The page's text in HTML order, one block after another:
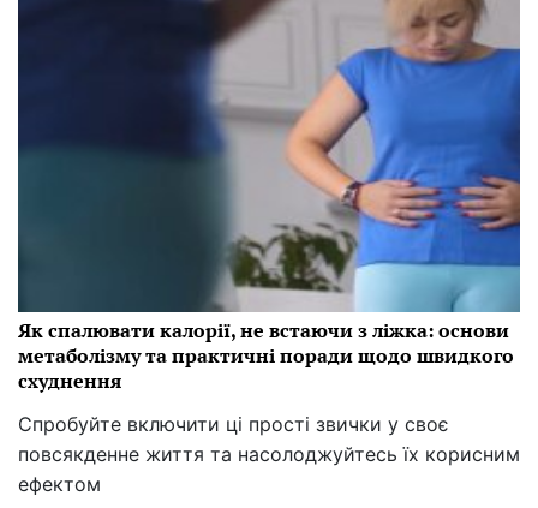
Як спалювати калорії, не встаючи з ліжка: основи
метаболізму та практичні поради щодо швидкого
схуднення
Спробуйте включити ці прості звички у своє
повсякденне життя та насолоджуйтесь їх корисним
ефектом